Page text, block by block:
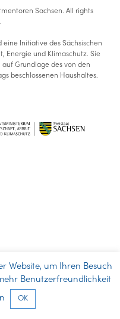
Sachsen. All rights
.
eine Initiative des Sächsischen
Energie und Klimaschutz. Sie
Grundlage des von den
beschlossenen Haushaltes.
Website, um Ihren Besuch
Benutzerfreundlichkeit
OK